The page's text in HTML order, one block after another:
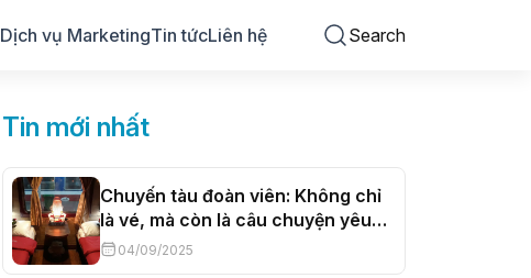
Dịch vụ MarketingTin tứcLiên hệ Search
Tin mới nhất
Chuyến tàu đoàn viên: Không chỉ
là vé, mà còn là câu chuyện yêu
thương phía sau
04/09/2025